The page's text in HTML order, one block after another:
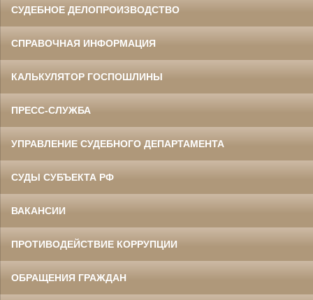
СУДЕБНОЕ ДЕЛОПРОИЗВОДСТВО
СПРАВОЧНАЯ ИНФОРМАЦИЯ
КАЛЬКУЛЯТОР ГОСПОШЛИНЫ
ПРЕСС-СЛУЖБА
УПРАВЛЕНИЕ СУДЕБНОГО ДЕПАРТАМЕНТА
СУДЫ СУБЪЕКТА РФ
ВАКАНСИИ
ПРОТИВОДЕЙСТВИЕ КОРРУПЦИИ
ОБРАЩЕНИЯ ГРАЖДАН